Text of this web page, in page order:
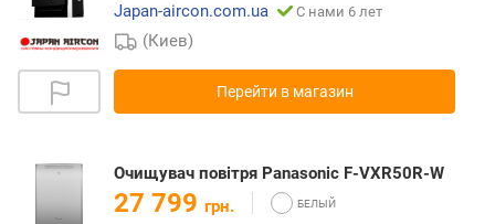
Japan-aircon.com.ua
С нами 6 лет
(Киев)
Перейти в магазин
Очищувач повітря Panasonic F-VXR50R-W
27 799 грн.